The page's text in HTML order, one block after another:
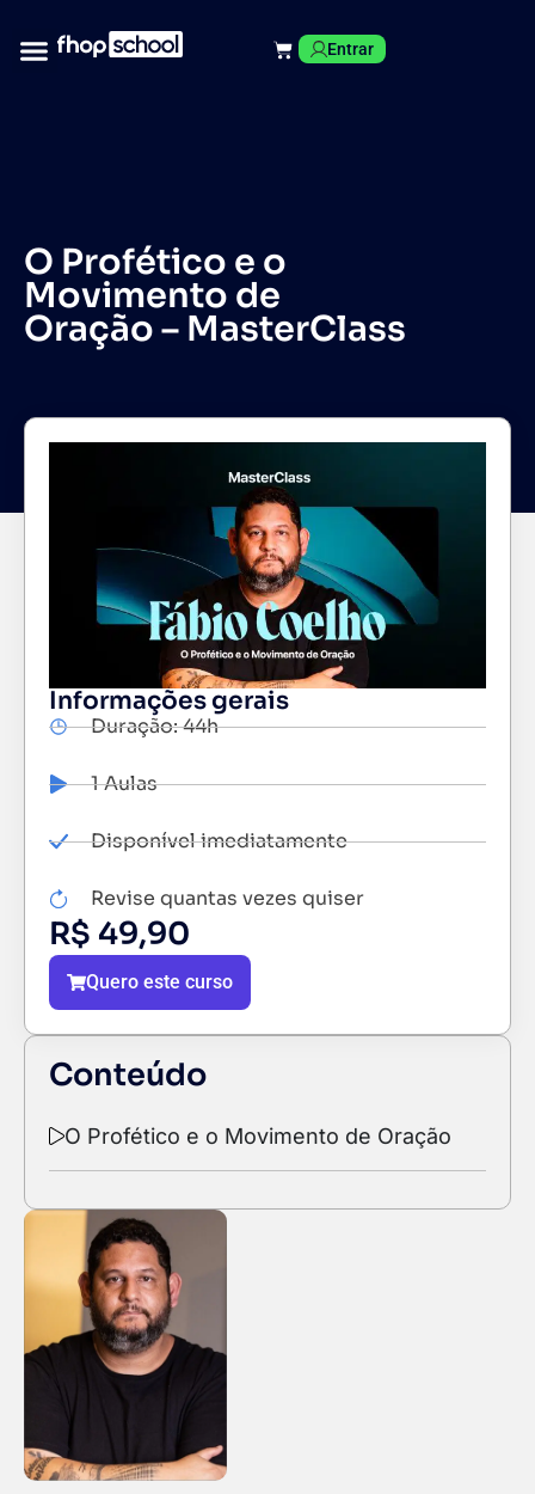
Entrar
O Profético e o
Movimento de
Oração – MasterClass
Conteúdo
O Profético e o Movimento de Oração
Informações gerais
Duração: 44h
1 Aulas
Disponível imediatamente
Revise quantas vezes quiser
R$ 49,90
Quero este curso